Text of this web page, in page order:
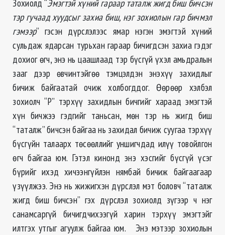
Зохиолд “Эмэгтэй хүний гараар таталж жигд биш бичсэн
тэр гучаад хуудсыг захиа биш, нэг зохиолын гар бичмэл
гэмээр” гэсэн дүрслэлээс ямар нэгэн эмэгтэй хүний
сульдаж ядарсан турьхан гараар бичигдсэн захиа гэдэг
дохиог өгч, энэ нь цаашлаад тэр бүсгүй үхэл амьдралын
зааг дээр өвчинтэйгөө тэмцэлдэн энэхүү захидлыг
бичиж байгаатай очиж холбогддог. Өөрөөр хэлбэл
зохиолч “Р” тэрхүү захидлын бичгийг хараад эмэгтэй
хүн бичжээ гэдгийг таньсан, мөн тэр нь жигд биш
“таталж” бичсэн байгаа нь захидал бичиж суугаа тэрхүү
бүсгүйн талаарх төсөөллийг уншигчдад илүү товойлгон
өгч байгаа юм. Гэтэл кинонд энэ хэсгийг бүсгүй үсэг
бүрийг ихэд хичээнгүйлэн нямбай бичиж байгаагаар
үзүүлжээ. Энэ нь жижигхэн дүрслэл мэт боловч “таталж
жигд биш бичсэн” гэх дүрслэл зохиолд зүгээр ч нэг
санамсаргүй бичигдчихээгүй харин тэрхүү эмэгтэйг
илтгэх утгыг агуулж байгаа юм. Энэ мэтээр зохиолын